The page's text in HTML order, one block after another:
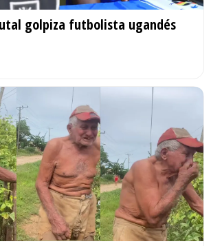
golpiza futbolista ugandés